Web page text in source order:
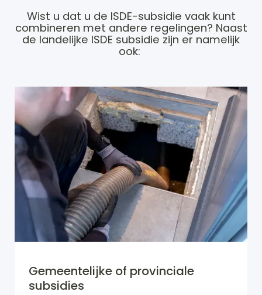
Wist u dat u de ISDE-subsidie vaak kunt
combineren met andere regelingen? Naast
de landelijke ISDE subsidie zijn er namelijk
ook:
Gemeentelijke of provinciale
subsidies